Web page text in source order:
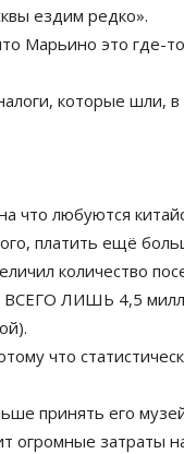
ездим редко».
Марьино это где-
которые шли,
что любуются
платить ещё
количество
ВСЕГО ЛИШЬ 4,5
что
принять его
огромные затраты